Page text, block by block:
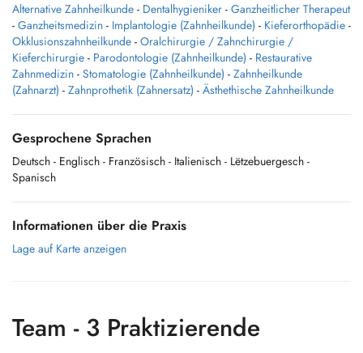
Alternative Zahnheilkunde - Dentalhygieniker - Ganzheitlicher Therapeut
- Ganzheitsmedizin - Implantologie (Zahnheilkunde) - Kieferorthopädie -
Okklusionszahnheilkunde - Oralchirurgie / Zahnchirurgie /
Kieferchirurgie - Parodontologie (Zahnheilkunde) - Restaurative
Zahnmedizin - Stomatologie (Zahnheilkunde) - Zahnheilkunde
(Zahnarzt) - Zahnprothetik (Zahnersatz) - Ästhethische Zahnheilkunde
Gesprochene Sprachen
Deutsch - Englisch - Französisch - Italienisch - Lëtzebuergesch -
Spanisch
Informationen über die Praxis
Lage auf Karte anzeigen
Team - 3 Praktizierende